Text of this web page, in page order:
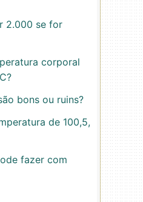
2.000 se for
corporal
bons ou ruins?
de 100,5,
fazer com